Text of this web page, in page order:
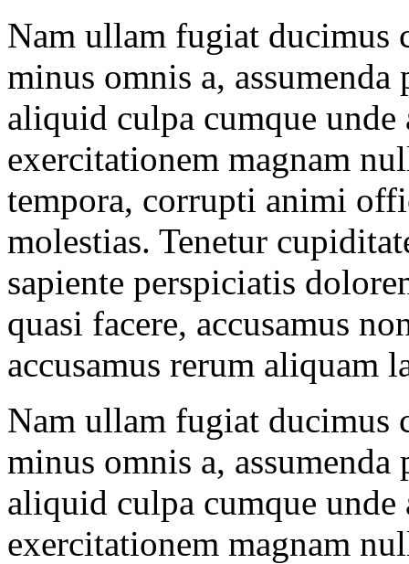
Nam ullam fugiat ducimus
minus omnis a,
aliquid culpa cumque unde
exercitationem magnam
tempora, corrupti animi
molestias. Tenetur
sapiente perspiciatis
quasi facere, accusamus
accusamus rerum aliquam
Nam ullam fugiat ducimus
minus omnis a,
aliquid culpa cumque unde
exercitationem magnam